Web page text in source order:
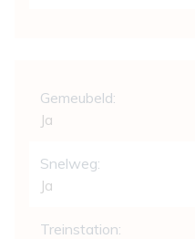
Gemeubeld:
Ja
Snelweg:
Ja
Treinstation: